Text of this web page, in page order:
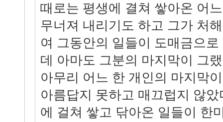
때로는 평생에 결쳐 쌓아온 어
무너져 내리기도 하고 그가 처
여 그동안의 일들이 도매금으
데 아마도 그분의 마지막이 그
아무리 어느 한 개인의 마지막
아름답지 못하고 매끄럽지 않
에 걸쳐 쌓고 닦아온 일들이 한